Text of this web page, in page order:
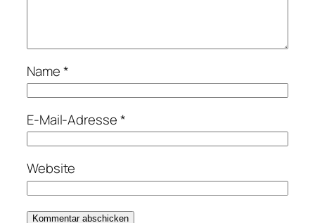
Name*
E-Mail-Adresse*
Website